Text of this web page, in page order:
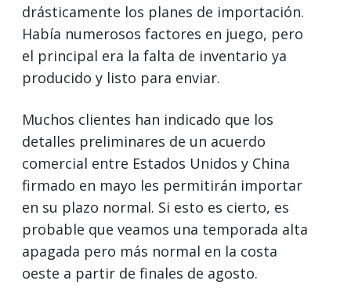
drásticamente los planes de importación.
Había numerosos factores en juego, pero
el principal era la falta de inventario ya
producido y listo para enviar.
Muchos clientes han indicado que los
detalles preliminares de un acuerdo
comercial entre Estados Unidos y China
firmado en mayo les permitirán importar
en su plazo normal. Si esto es cierto, es
probable que veamos una temporada alta
apagada pero más normal en la costa
oeste a partir de finales de agosto.